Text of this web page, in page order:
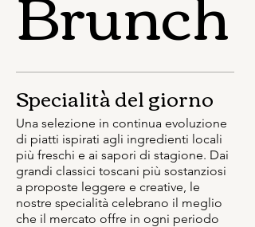
Specialità del giorno
Una selezione in continua evoluzione
di piatti ispirati agli ingredienti locali
più freschi e ai sapori di stagione. Dai
grandi classici toscani più sostanziosi
a proposte leggere e creative, le
nostre specialità celebrano il meglio
che il mercato offre in ogni periodo